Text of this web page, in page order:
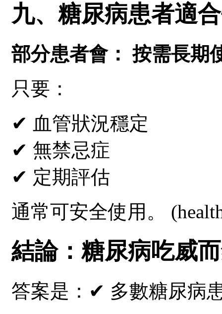
九、糖尿病患者適
部分患者會： 按需長期
只要：
✔ 血管狀況穩定
✔ 無禁忌症
✔ 定期評估
通常可安全使用。 (
結論：糖尿病吃威
答案是： ✔ 多數糖尿病